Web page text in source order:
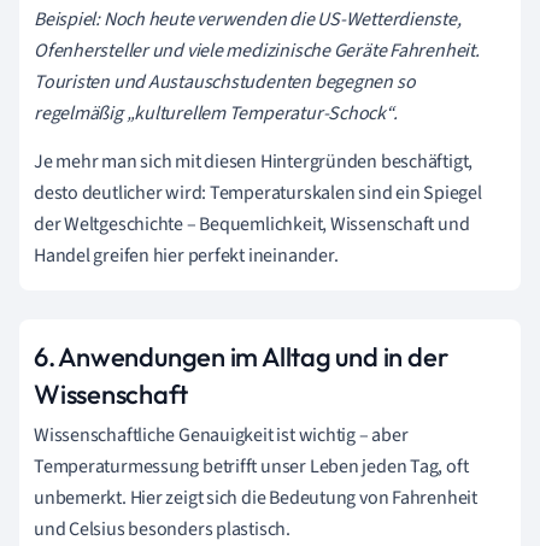
Beispiel: Noch heute verwenden die US-Wetterdienste,
Ofenhersteller und viele medizinische Geräte Fahrenheit.
Touristen und Austauschstudenten begegnen so
regelmäßig „kulturellem Temperatur-Schock“.
Je mehr man sich mit diesen Hintergründen beschäftigt,
desto deutlicher wird: Temperaturskalen sind ein Spiegel
der Weltgeschichte – Bequemlichkeit, Wissenschaft und
Handel greifen hier perfekt ineinander.
6. Anwendungen im Alltag und in der
Wissenschaft
Wissenschaftliche Genauigkeit ist wichtig – aber
Temperaturmessung betrifft unser Leben jeden Tag, oft
unbemerkt. Hier zeigt sich die Bedeutung von Fahrenheit
und Celsius besonders plastisch.